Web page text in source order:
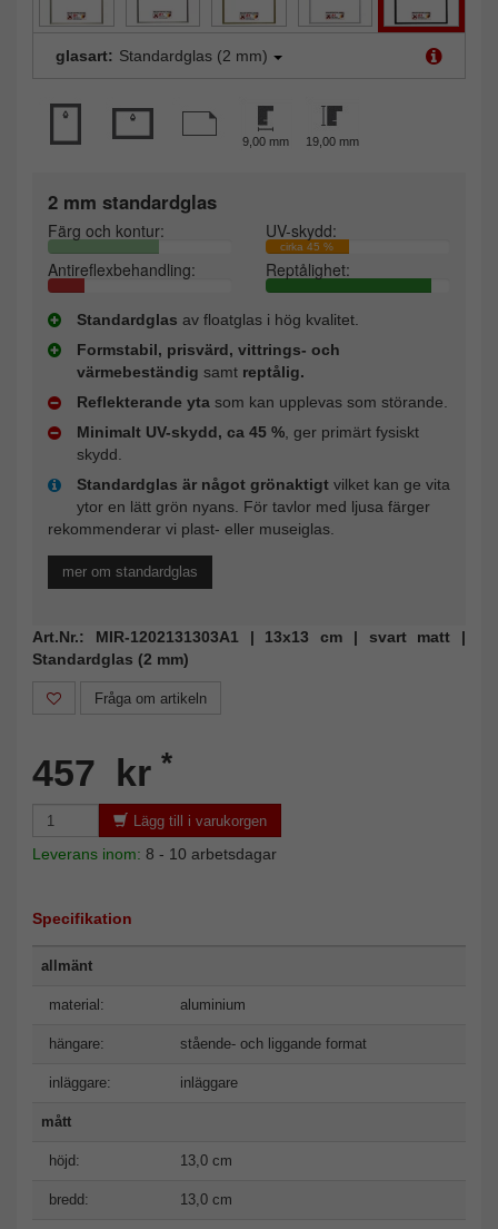
glasart: Standardglas (2 mm)
9,00 mm 19,00 mm
2 mm standardglas
Färg och kontur: UV-skydd:
cirka 45 %
Antireflexbehandling: Reptålighet:
Standardglas av floatglas i hög kvalitet.
Formstabil, prisvärd, vittrings- och
värmebeständig samt reptålig.
Reflekterande yta som kan upplevas som störande.
Minimalt UV-skydd, ca 45 %, ger primärt fysiskt
skydd.
Standardglas är något grönaktigt vilket kan ge vita
ytor en lätt grön nyans. För tavlor med ljusa färger
rekommenderar vi plast- eller museiglas.
mer om standardglas
Art.Nr.: MIR-1202131303A1 | 13x13 cm | svart matt |
Standardglas (2 mm)
Fråga om artikeln
457 kr *
Lägg till i varukorgen
Leverans inom: 8 - 10 arbetsdagar
Specifikation
allmänt
material: aluminium
hängare: stående- och liggande format
inläggare: inläggare
mått
höjd: 13,0 cm
bredd: 13,0 cm